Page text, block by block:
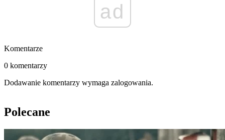
ad
Komentarze
0 komentarzy
Dodawanie komentarzy wymaga zalogowania.
Polecane